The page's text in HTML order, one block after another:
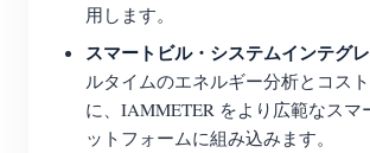
用します。
スマートビル・システムインテグ
ルタイムのエネルギー分析とコス
に、IAMMETER をより広範なスマ
ットフォームに組み込みます。